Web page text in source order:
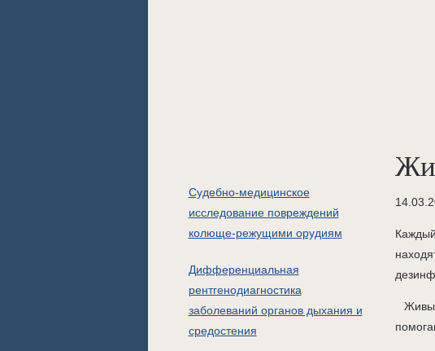
Судебно-медицинское
исследование повреждений
колюще-режущими орудиям
Дифференциальная
рентгенодиагностика
заболеваний органов дыхания и
средостения